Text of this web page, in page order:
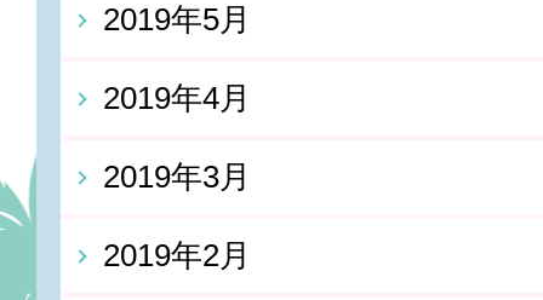
2019年5月
2019年4月
2019年3月
2019年2月